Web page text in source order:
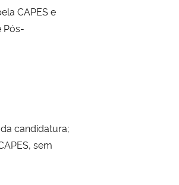
CAPES e
Pós-
candidatura;
sem